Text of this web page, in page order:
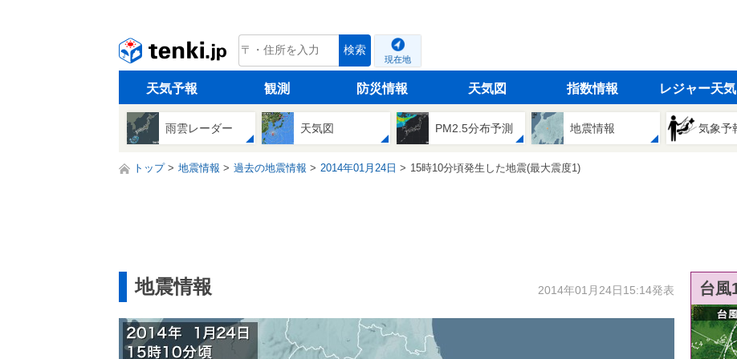
tenki.jp 検索
現在地
天気予報 観測 防災情報 天気図 指数情報 レジャー天気
雨雲レーダー 天気図 PM2.5分布予測 地震情報 気象予
トップ 地震情報 過去の地震情報 2014年01月24日 15時10分頃発生した地震(最大震度1)
地震情報 2014年01月24日15:14発表 台風